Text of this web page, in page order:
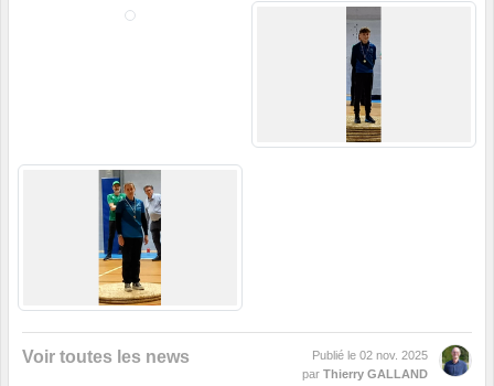
Voir toutes les news Publié le 02 nov. 2025
par Thierry GALLAND